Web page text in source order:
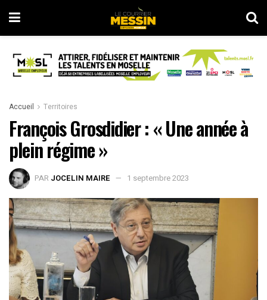
Accueil Territoires
François Grosdidier : « Une année à
plein régime »
PAR JOCELIN MAIRE 1 septembre 2023